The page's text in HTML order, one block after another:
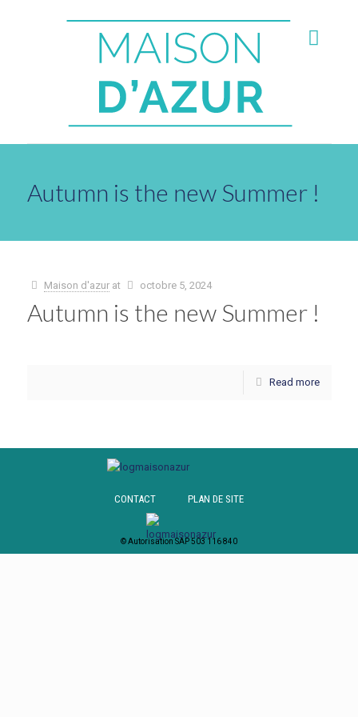
Autumn is the new Summer !
Maison d'azur at octobre 5, 2024
Autumn is the new Summer !
Read more
CONTACT PLAN DE SITE
© Autorisation SAP 503 116 840